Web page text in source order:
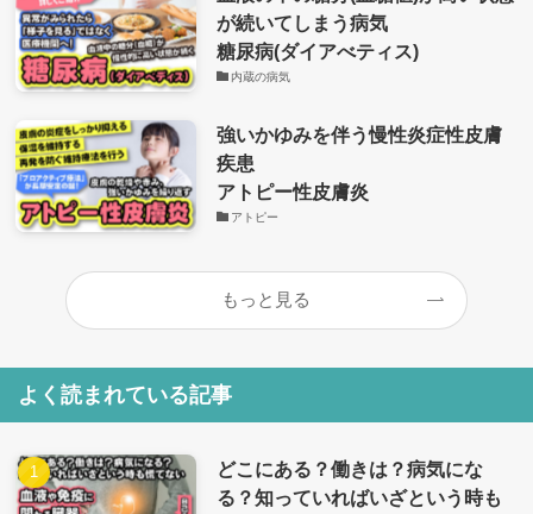
が続いてしまう病気
糖尿病(ダイアべティス)
内蔵の病気
強いかゆみを伴う慢性炎症性皮膚
疾患
アトピー性皮膚炎
アトピー
もっと見る
よく読まれている記事
どこにある？働きは？病気にな
る？知っていればいざという時も